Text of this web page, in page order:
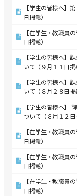
【学生の皆様へ】
日掲載）
【在学生・教職員
日掲載）
【学生の皆様へ】
いて（９月１１日掲
【学生の皆様へ】
いて（８月２８日掲
【学生の皆様へ】
ついて（８月１２日
【在学生・教職員
日掲載）
【在学生・教職員
日掲載）
【在学生・教職員
日掲載）